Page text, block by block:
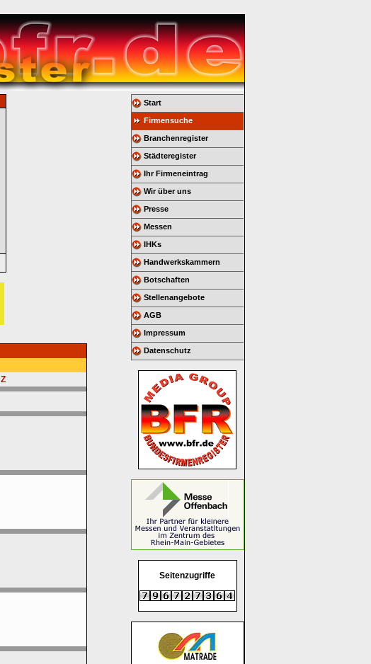
Z
Start
Firmensuche
Branchenregister
Städteregister
Ihr Firmeneintrag
Wir über uns
Presse
Messen
IHKs
Handwerkskammern
Botschaften
Stellenangebote
AGB
Impressum
Datenschutz
Seitenzugriffe